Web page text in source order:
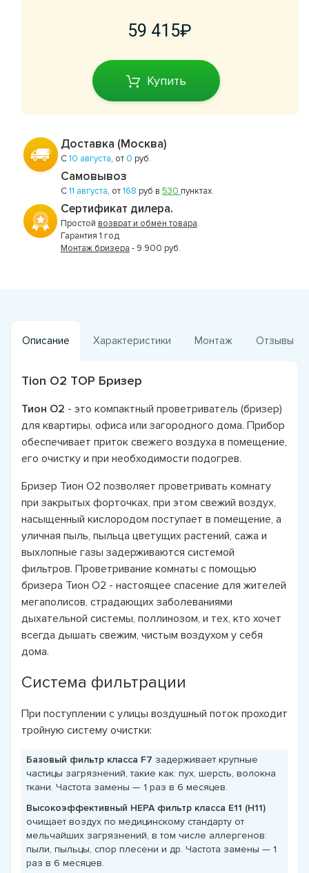
59 415
Купить
Доставка (Москва)
С10 августа, от 0 руб.
Самовывоз
С11 августа, от168 руб в 530 пунктах.
Сертификат дилера.
Простой возврат и обмен товара.
Гарантия 1 год
Монтаж бризера - 9 900 руб.
Описание Характеристики Монтаж Отзывы
Tion O2 ТОР Бризер
Тион О2 - это компактный проветриватель (бризер)
для квартиры, офиса или загородного дома. Прибор
обеспечивает приток свежего воздуха в помещение,
его очистку и при необходимости подогрев.
Бризер Тион О2 позволяет проветривать комнату
при закрытых форточках, при этом свежий воздух,
насыщенный кислородом поступает в помещение, а
уличная пыль, пыльца цветущих растений, сажа и
выхлопные газы задерживаются системой
фильтров. Проветривание комнаты с помощью
бризера Тион О2 - настоящее спасение для жителей
мегаполисов, страдающих заболеваниями
дыхательной системы, поллинозом, и тех, кто хочет
всегда дышать свежим, чистым воздухом у себя
дома.
Система фильтрации
При поступлении с улицы воздушный поток проходит
тройную систему очистки:
Базовый фильтр класса F7 задерживает крупные
частицы загрязнений, такие как: пух, шерсть, волокна
ткани. Частота замены — 1 раз в 6 месяцев.
Высокоэффективный HEPA фильтр класса E11 (Н11)
очищает воздух по медицинскому стандарту от
мельчайших загрязнений, в том числе аллергенов:
пыли, пыльцы, спор плесени и др. Частота замены — 1
раз в 6 месяцев.